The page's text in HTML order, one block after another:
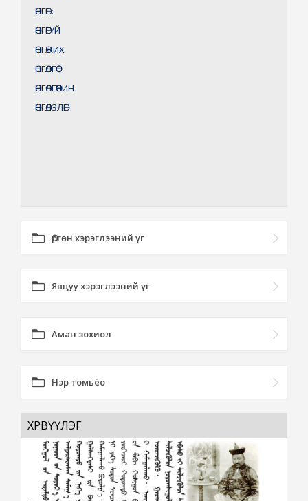
ӨНГӨГ:
ӨНГӨГҮЙ
ӨНГӨЖИХ
ӨНГӨЛГӨӨ
ӨНГӨЛГӨӨЧИН
ӨНГӨЛЗЛӨГ
Өргөн хэрэглээний үг
Явцуу хэрэглээний үг
Аман зохиол
Нэр томьёо
ХӨРВҮҮЛЭГ